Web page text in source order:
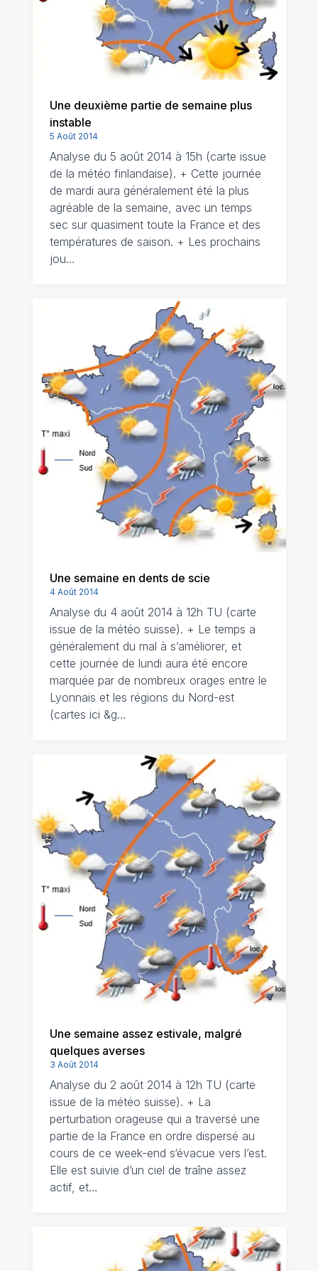
Une deuxième partie de semaine plus
instable
5 Août 2014
Analyse du 5 août 2014 à 15h (carte issue
de la météo finlandaise). + Cette journée
de mardi aura généralement été la plus
agréable de la semaine, avec un temps
sec sur quasiment toute la France et des
températures de saison. + Les prochains
jou…
Une semaine en dents de scie
4 Août 2014
Analyse du 4 août 2014 à 12h TU (carte
issue de la météo suisse). + Le temps a
généralement du mal à s’améliorer, et
cette journée de lundi aura été encore
marquée par de nombreux orages entre le
Lyonnais et les régions du Nord-est
(cartes ici &g…
Une semaine assez estivale, malgré
quelques averses
3 Août 2014
Analyse du 2 août 2014 à 12h TU (carte
issue de la météo suisse). + La
perturbation orageuse qui a traversé une
partie de la France en ordre dispersé au
cours de ce week-end s‘évacue vers l’est.
Elle est suivie d’un ciel de traîne assez
actif, et…